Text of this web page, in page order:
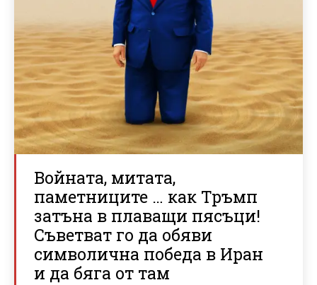
Войната, митата,
паметниците … как Тръмп
затъна в плаващи пясъци!
Съветват го да обяви
символична победа в Иран
и да бяга от там